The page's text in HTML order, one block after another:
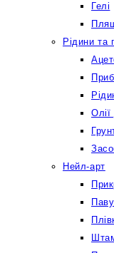
Гелі
Рідини та
Нейл-арт